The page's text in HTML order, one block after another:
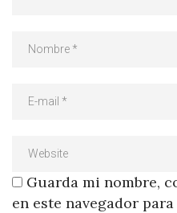
Guarda mi nombre,
en este navegador